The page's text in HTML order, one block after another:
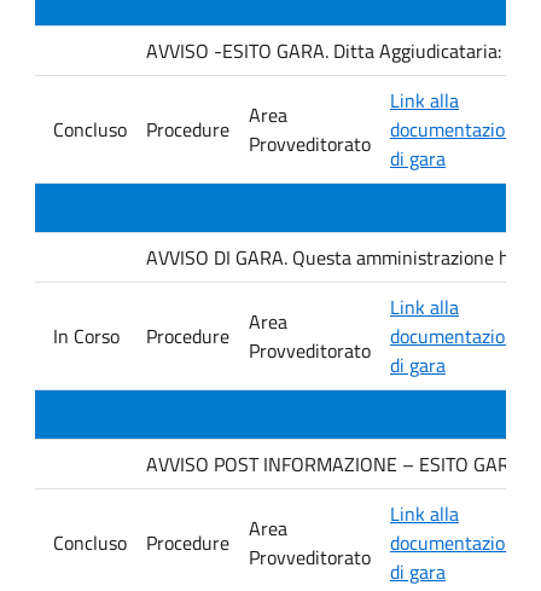
AVVISO -ESITO GARA. Ditta Aggiudicataria:
Concluso Procedure
Area
Provveditorato
Link alla
documentazione
di gara
AVVISO DI GARA. Questa amministrazione
In Corso Procedure
Area
Provveditorato
Link alla
documentazione
di gara
AVVISO POST INFORMAZIONE – ESITO
Concluso Procedure
Area
Provveditorato
Link alla
documentazione
di gara